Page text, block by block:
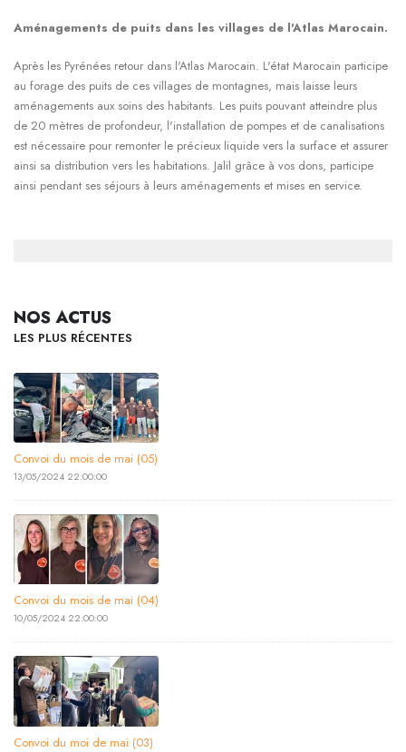
NOS ACTUS
LES PLUS RÉCENTES
Convoi du mois de mai (05)
13/05/2024 22:00:00
Convoi du mois de mai (04)
10/05/2024 22:00:00
Convoi du moi de mai (03)
Aménagements de puits dans les villages de l'Atlas Marocain.
Après les Pyrénées retour dans l'Atlas Marocain. L'état Marocain participe
au forage des puits de ces villages de montagnes, mais laisse leurs
aménagements aux soins des habitants. Les puits pouvant atteindre plus
de 20 mètres de profondeur, l'installation de pompes et de canalisations
est nécessaire pour remonter le précieux liquide vers la surface et assurer
ainsi sa distribution vers les habitations. Jalil grâce à vos dons, participe
ainsi pendant ses séjours à leurs aménagements et mises en service.